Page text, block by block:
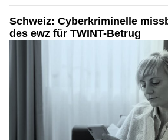
Schweiz: Cyberkriminelle
des ewz für TWINT-Betrug